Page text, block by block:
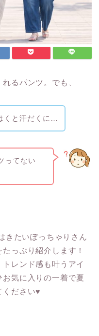
るパンツ。でも、
くと汗だくに…
ってない
きたいぽっちゃりさん
っぷり紹介します！
レンド感も叶うアイ
気に入りの一着で夏
ください♥